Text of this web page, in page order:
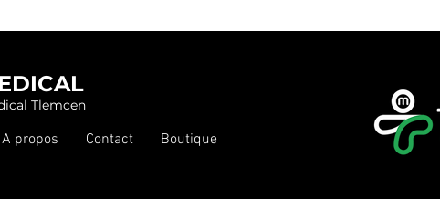
Tlemcen
A propos Contact Boutique